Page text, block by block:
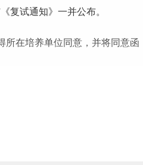
复试通知》一并公布。
所在培养单位同意，并将同意函